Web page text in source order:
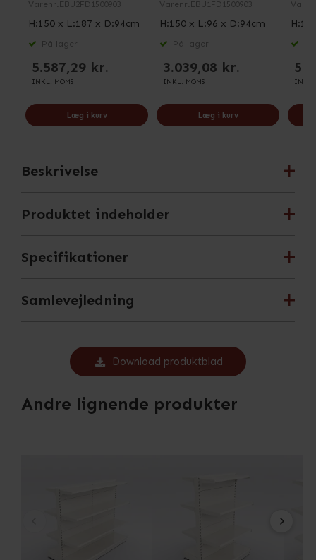
Varenr. EBU2FD1500903
H:150 x L:187 x D:94cm
På lager
5.587,29 kr.
INKL. MOMS
Læg i kurv
Varenr. EBU1FD1500903
H:150 x L:96 x D:94cm
På lager
3.039,08 kr.
INKL. MOMS
Læg i kurv
INKL.
Beskrivelse
Produktet indeholder
Specifikationer
Samlevejledning
Download produktblad
Andre lignende produkter